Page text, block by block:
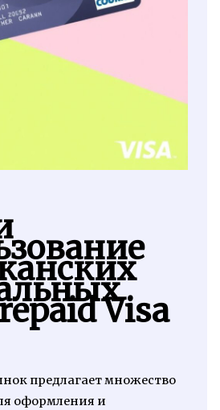
Visa
предлагает множество
оформления и